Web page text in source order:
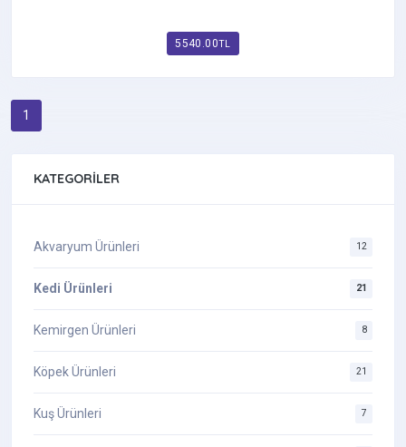
5540.00TL
1
KATEGORILER
Akvaryum Ürünleri 12
Kedi Ürünleri 21
Kemirgen Ürünleri 8
Köpek Ürünleri 21
Kuş Ürünleri 7